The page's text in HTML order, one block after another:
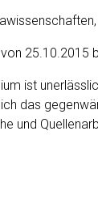
ist
das
und